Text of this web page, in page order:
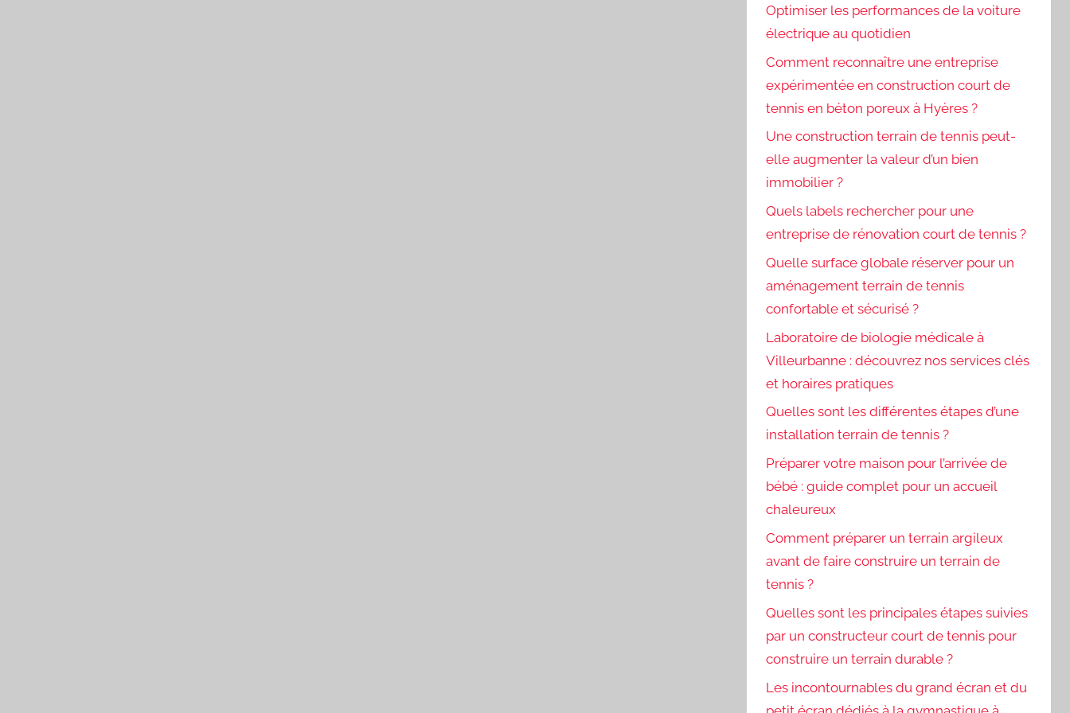
Optimiser les performances de la voiture
électrique au quotidien
Comment reconnaître une entreprise
expérimentée en construction court de
tennis en béton poreux à Hyères ?
Une construction terrain de tennis peut-
elle augmenter la valeur d’un bien
immobilier ?
Quels labels rechercher pour une
entreprise de rénovation court de tennis ?
Quelle surface globale réserver pour un
aménagement terrain de tennis
confortable et sécurisé ?
Laboratoire de biologie médicale à
Villeurbanne : découvrez nos services clés
et horaires pratiques
Quelles sont les différentes étapes d’une
installation terrain de tennis ?
Préparer votre maison pour l’arrivée de
bébé : guide complet pour un accueil
chaleureux
Comment préparer un terrain argileux
avant de faire construire un terrain de
tennis ?
Quelles sont les principales étapes suivies
par un constructeur court de tennis pour
construire un terrain durable ?
Les incontournables du grand écran et du